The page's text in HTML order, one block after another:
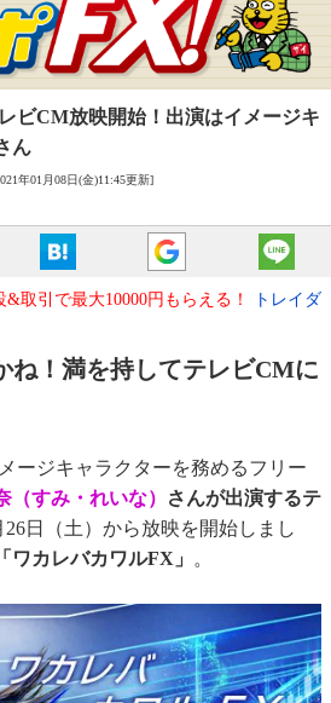
ビCM放映開始！ 出演はイメージキ
ん
年01月08日(金)11:45更新]
取引で最大10000円もらえる！
トレイダ
ね！満を持してテレビCMに
ージキャラクターを務めるフリー
（すみ・れいな）
さんが出演するテ
26日（土）から放映を開始しまし
「ワカレバカワルFX」 。